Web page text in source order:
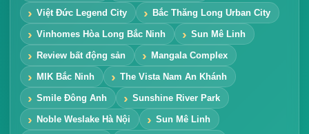
Việt Đức Legend City Bắc Thăng Long Urban City
Vinhomes Hòa Long Bắc Ninh Sun Mê Linh
Review bất động sản Mangala Complex
MIK Bắc Ninh The Vista Nam An Khánh
Smile Đông Anh Sunshine River Park
Noble Weslake Hà Nội Sun Mê Linh